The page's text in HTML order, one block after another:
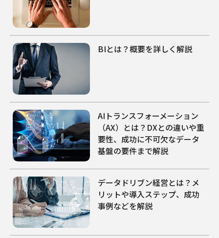
BIとは？概要を詳しく解説
AIトランスフォーメーション
（AX）とは？DXとの違いや重
要性、成功に不可欠なデータ
基盤の要件まで解説
データドリブン経営とは？メ
リットや導入ステップ、成功
事例などを解説